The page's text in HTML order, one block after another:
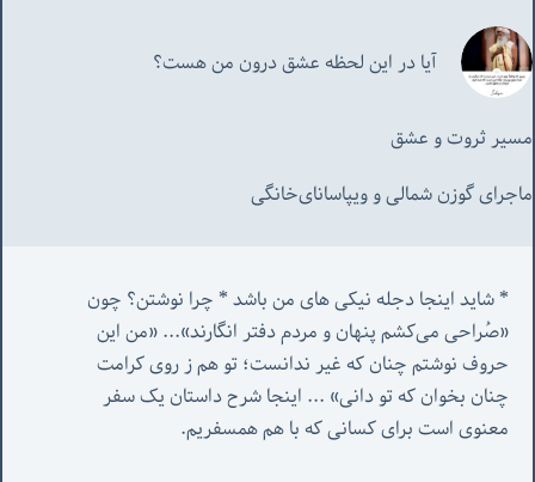
آیا در این لحظه عشق درون من هست؟
مسیر ثروت و عشق
ماجرای گوزن شمالی و‌ ویپاسانای‌خانگی
«صُراحی می‌کشم پنهان‌ و مردم‌ دفتر انگارند»... «
چنان بخوان که تو دانی» ...
معنوی است برای کسانی که با هم همسفریم.